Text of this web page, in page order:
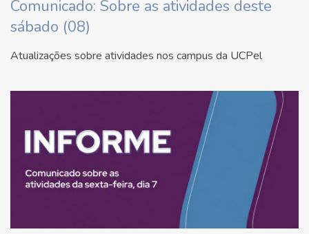
Comunicado: Sobre as atividades deste
sábado (08)
Atualizações sobre atividades nos campus da UCPel